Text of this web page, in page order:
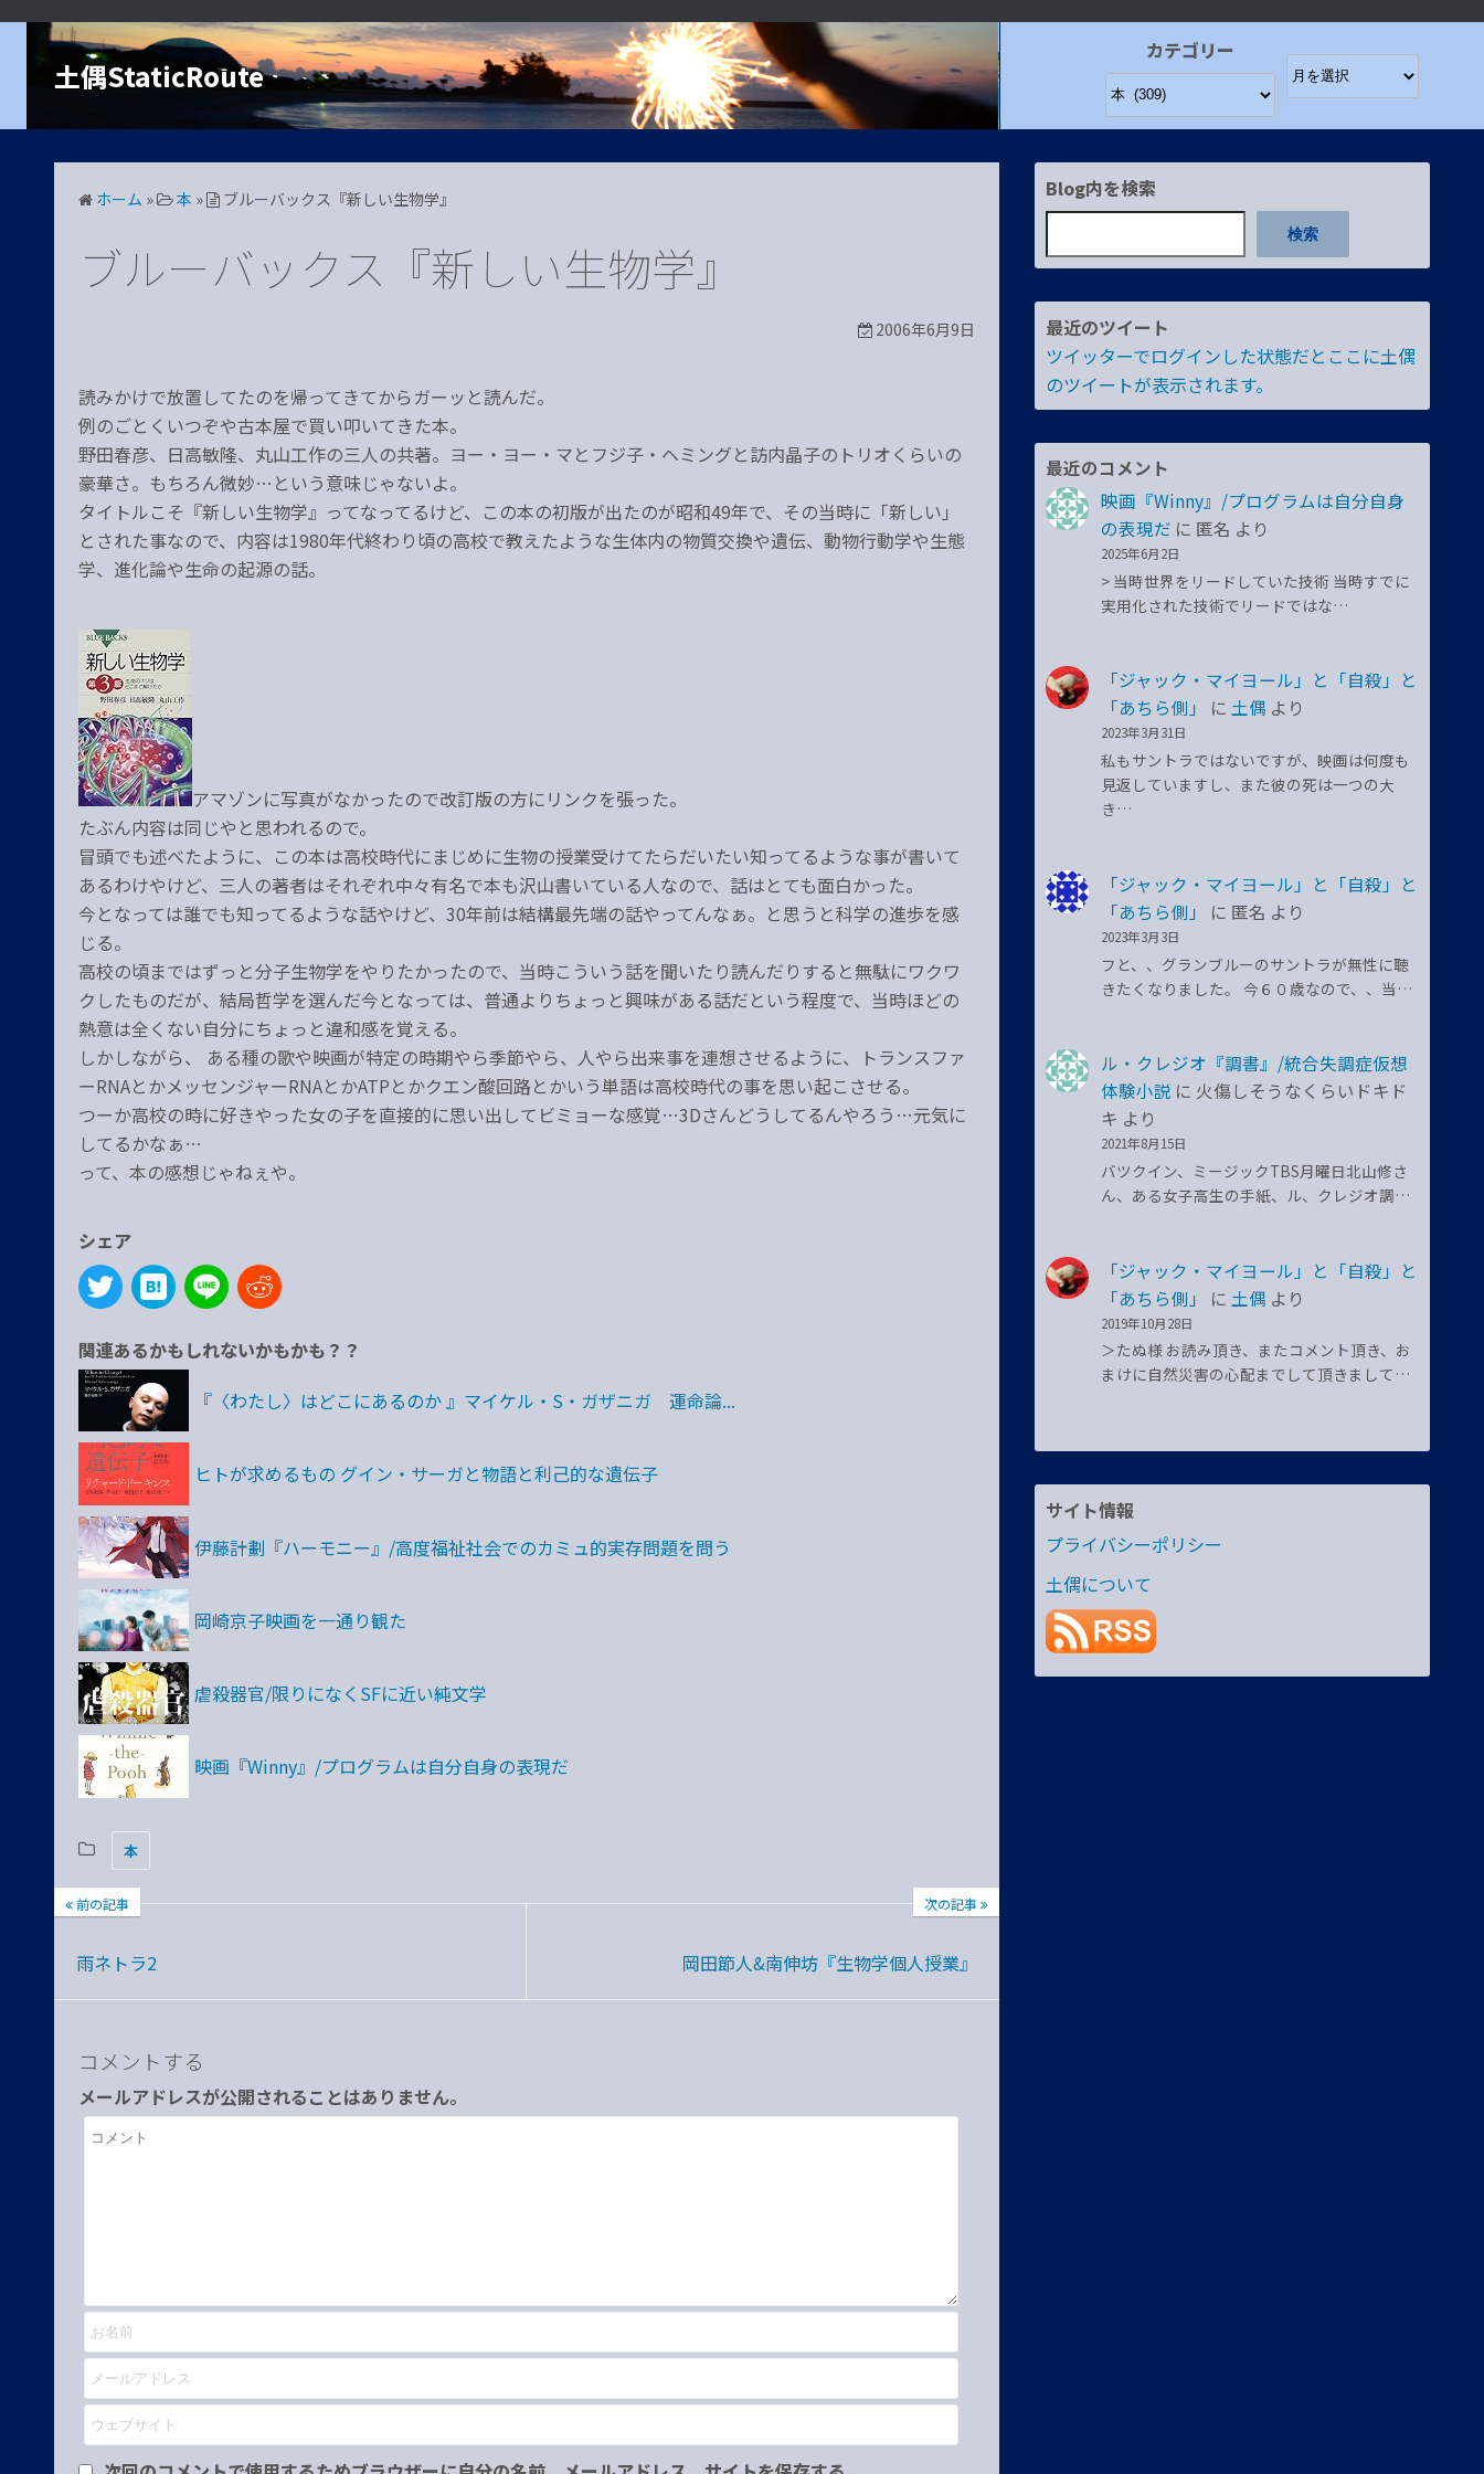
ツ
土偶StaticRoute
カテゴリー
ホーム » 本 » ブルーバックス『新しい生物学』
ブルーバックス『新しい生物学』
2006年6月9日
読みかけで放置してたのを帰ってきてからガーッと読んだ。
例のごとくいつぞや古本屋で買い叩いてきた本。
野田春彦、日高敏隆、丸山工作の三人の共著。ヨー・ヨー・マとフジ子・ヘミングと訪内晶子のトリオくらいの
豪華さ。もちろん微妙…という意味じゃないよ。
タイトルこそ『新しい生物学』ってなってるけど、この本の初版が出たのが昭和49年で、その当時に「新しい」
とされた事なので、内容は1980年代終わり頃の高校で教えたような生体内の物質交換や遺伝、動物行動学や生態
学、進化論や生命の起源の話。
アマゾンに写真がなかったので改訂版の方にリンクを張った。
たぶん内容は同じやと思われるので。
冒頭でも述べたように、この本は高校時代にまじめに生物の授業受けてたらだいたい知ってるような事が書いて
あるわけやけど、三人の著者はそれぞれ中々有名で本も沢山書いている人なので、話はとても面白かった。
今となっては誰でも知ってるような話やけど、30年前は結構最先端の話やってんなぁ。と思うと科学の進歩を感
じる。
高校の頃まではずっと分子生物学をやりたかったので、当時こういう話を聞いたり読んだりすると無駄にワクワ
クしたものだが、結局哲学を選んだ今となっては、普通よりちょっと興味がある話だという程度で、当時ほどの
熱意は全くない自分にちょっと違和感を覚える。
しかしながら、 ある種の歌や映画が特定の時期やら季節やら、人やら出来事を連想させるように、トランスファ
ーRNAとかメッセンジャーRNAとかATPとかクエン酸回路とかいう単語は高校時代の事を思い起こさせる。
つーか高校の時に好きやった女の子を直接的に思い出してビミョーな感覚…3Dさんどうしてるんやろう…元気に
してるかなぁ…
って、本の感想じゃねぇや。
シェア
関連あるかもしれないかもかも？？
『〈わたし〉はどこにあるのか 』マイケル・S・ガザニガ 運命論...
ヒトが求めるもの グイン・サーガと物語と利己的な遺伝子
伊藤計劃『ハーモニー』/高度福祉社会でのカミュ的実存問題を問う
岡崎京子映画を一通り観た
虐殺器官/限りになくSFに近い純文学
映画『Winny』/プログラムは自分自身の表現だ
本
前の記事
雨ネトラ2
次の記事
岡田節人&南伸坊『生物学個人授業』
コメントする
メールアドレスが公開されることはありません。
Blog内を検索
検索
最近のツイート
ツイッターでログインした状態だとここに土偶
のツイートが表示されます。
最近のコメント
映画『Winny』/プログラムは自分自身
の表現だ に 匿名 より
2025年6月2日
> 当時世界をリードしていた技術 当時すでに
実用化された技術でリードではな…
「ジャック・マイヨール」と「自殺」と
「あちら側」
に 土偶 より
2023年3月31日
私もサントラではないですが、映画は何度も
見返していますし、また彼の死は一つの大
き…
「ジャック・マイヨール」と「自殺」と
「あちら側」
に 匿名 より
2023年3月3日
フと、、グランブルーのサントラが無性に聴
きたくなりました。 今６０歳なので、、当…
ル・クレジオ『調書』/統合失調症仮想
体験小説 に 火傷しそうなくらいドキド
キ より
2021年8月15日
バツクイン、ミージックTBS月曜日北山修さ
ん、ある女子高生の手紙、ル、クレジオ調…
「ジャック・マイヨール」と「自殺」と
「あちら側」
に 土偶 より
2019年10月28日
＞たぬ様 お読み頂き、またコメント頂き、お
まけに自然災害の心配までして頂きまして…
サイト情報
プライバシーポリシー
土偶について